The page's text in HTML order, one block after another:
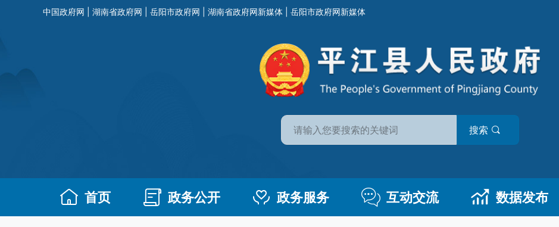
中国政府网 湖南省政府网 岳阳市政府网 湖南省政府网新媒体 岳阳市政府网新媒体
搜索
首页 政务公开 政务服务 互动交流 数据发布